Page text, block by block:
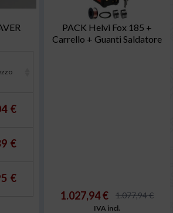
€
€
€
PACK Helvi Fox 185 +
Carrello + Guanti Saldatore
1.027,94 € 1.077,94 €
IVA incl.